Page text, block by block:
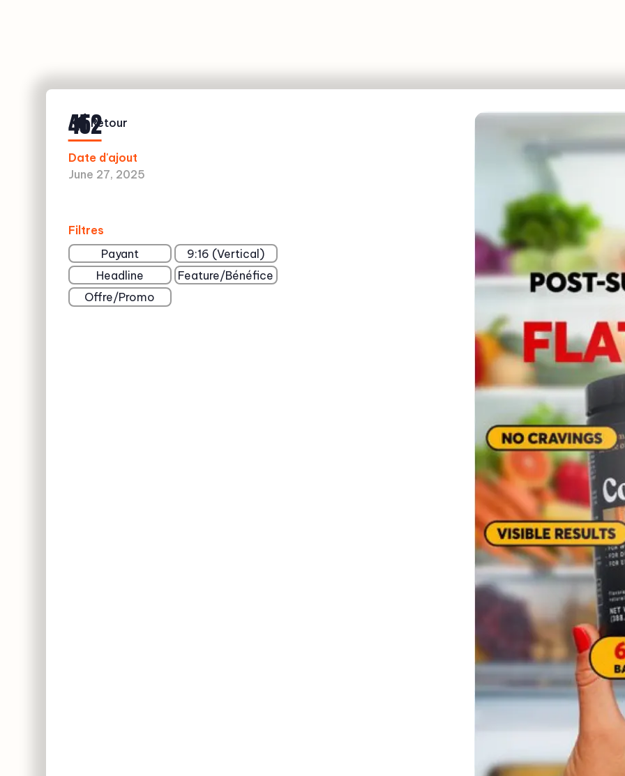
452
Date d'ajout
June 27, 2025
Filtres
Payant
9:16 (Vertical)
Headline
Feature/Bénéfice
Offre/Promo
Retour